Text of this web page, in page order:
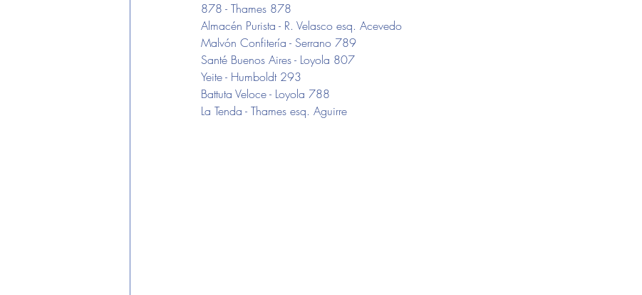
878 - Thames 878
Almacén Purista - R. Velasco esq. Acevedo
Malvón Confitería - Serrano 789
Santé Buenos Aires - Loyola 807
Yeite - Humboldt 293
Battuta Veloce - Loyola 788
La Tenda - Thames esq. Aguirre